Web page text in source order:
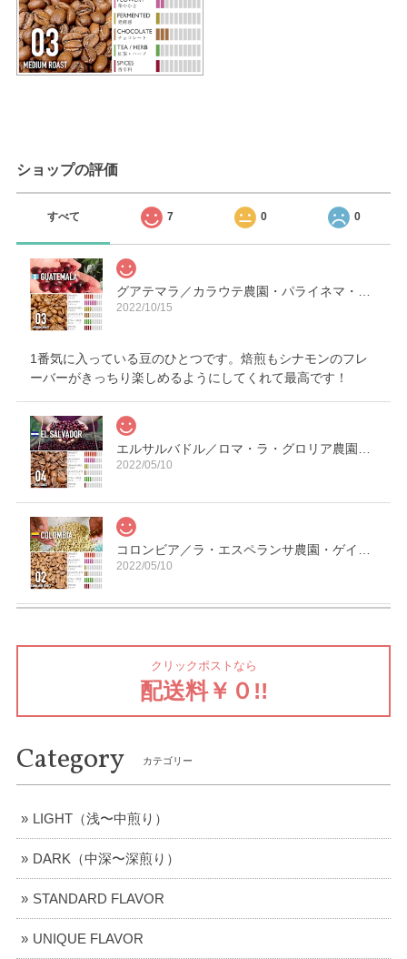
ショップの評価
すべて 7 0 0
2022/10/15
1番気に入っている豆のひとつです。焙煎もシナモンのフレ
ーバーがきっちり楽しめるようにしてくれて最高です！
2022/05/10
2022/05/10
【デカフェ】コロンビア／ラ・プラデーラ農園・カフェインレス【中深煎り】
2022/05/10
ケニア／カリアイニAB【中深煎り】
2021/12/13
パナマ／ルイス農園・パカマラ【中深煎り】
2021/12/13
クリックポストなら
配送料￥０!!
Category カテゴリー
LIGHT（浅〜中煎り）
DARK（中深〜深煎り）
STANDARD FLAVOR
UNIQUE FLAVOR